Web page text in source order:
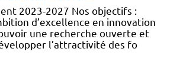
2023-2027 Nos objectifs :
d’excellence en innovation
une recherche ouverte et
l’attractivité des fo